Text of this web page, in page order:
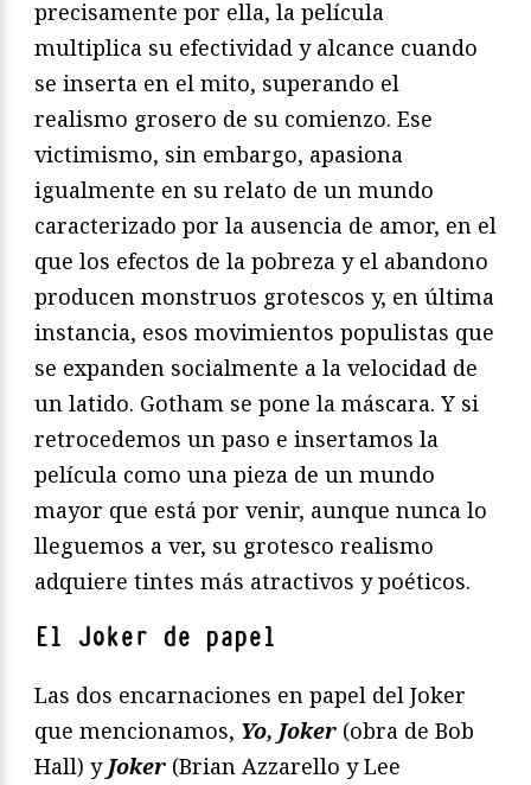
precisamente por ella, la película
multiplica su efectividad y alcance cuando
se inserta en el mito, superando el
realismo grosero de su comienzo. Ese
victimismo, sin embargo, apasiona
igualmente en su relato de un mundo
caracterizado por la ausencia de amor, en el
que los efectos de la pobreza y el abandono
producen monstruos grotescos y, en última
instancia, esos movimientos populistas que
se expanden socialmente a la velocidad de
un latido. Gotham se pone la máscara. Y si
retrocedemos un paso e insertamos la
película como una pieza de un mundo
mayor que está por venir, aunque nunca lo
lleguemos a ver, su grotesco realismo
adquiere tintes más atractivos y poéticos.
El Joker de papel
Las dos encarnaciones en papel del Joker
que mencionamos, Yo, Joker (obra de Bob
Hall) y Joker (Brian Azzarello y Lee